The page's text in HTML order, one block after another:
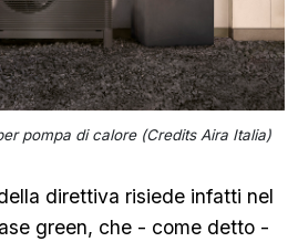
pompa di calore (Credits Aira Italia)
direttiva risiede infatti nel
green, che - come detto -